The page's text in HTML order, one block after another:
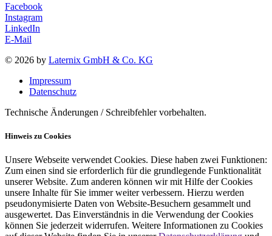
Facebook
Instagram
LinkedIn
E-Mail
© 2026 by Laternix GmbH & Co. KG
Impressum
Datenschutz
Technische Änderungen / Schreibfehler vorbehalten.
Hinweis zu Cookies
Unsere Webseite verwendet Cookies. Diese haben zwei Funktionen:
Zum einen sind sie erforderlich für die grundlegende Funktionalität
unserer Website. Zum anderen können wir mit Hilfe der Cookies
unsere Inhalte für Sie immer weiter verbessern. Hierzu werden
pseudonymisierte Daten von Website-Besuchern gesammelt und
ausgewertet. Das Einverständnis in die Verwendung der Cookies
können Sie jederzeit widerrufen. Weitere Informationen zu Cookies